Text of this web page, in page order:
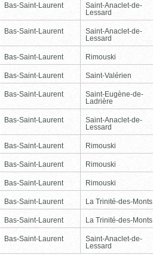
Bas-Saint-Laurent
Saint-Anaclet-de-
Lessard
Bas-Saint-Laurent
Saint-Anaclet-de-
Lessard
Bas-Saint-Laurent Rimouski
Bas-Saint-Laurent Saint-Valérien
Bas-Saint-Laurent
Saint-Eugène-de-
Ladrière
Bas-Saint-Laurent
Saint-Anaclet-de-
Lessard
Bas-Saint-Laurent Rimouski
Bas-Saint-Laurent Rimouski
Bas-Saint-Laurent Rimouski
Bas-Saint-Laurent La Trinité-des-Monts
Bas-Saint-Laurent La Trinité-des-Monts
Bas-Saint-Laurent
Saint-Anaclet-de-
Lessard